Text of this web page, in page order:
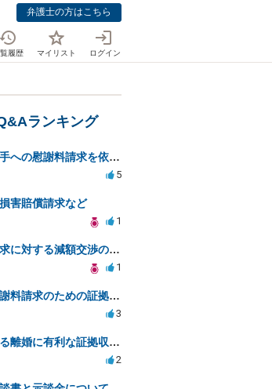
弁護士の方はこちら
履歴 マイリスト ログイン
ランキング
弁護士に浮気相手への慰謝料請求を依頼する費用相場は？
5
害賠償請求など
1
不倫の慰謝料請求に対する減額交渉の可能性と対策
1
浮気相手への慰謝料請求のための証拠集めと探偵選び
3
不貞行為に対する離婚に有利な証拠収集方法と法的手続きについて
2